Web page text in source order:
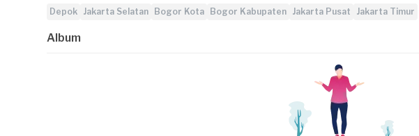
Depok Jakarta Selatan Bogor Kota Bogor Kabupaten Jakarta Pusat Jakarta Timur
Album